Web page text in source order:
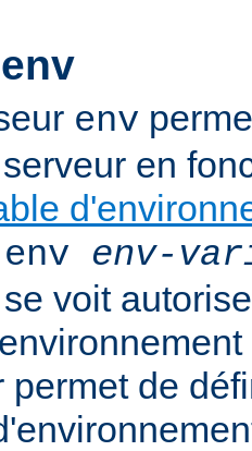
env
en
env-
voit
permet de